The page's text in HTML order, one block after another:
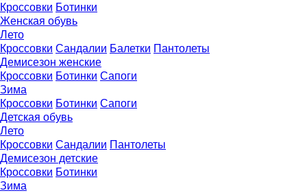
Кроссовки Ботинки
Женская обувь
Лето
Кроссовки Сандалии Балетки Пантолеты
Демисезон женские
Кроссовки Бoтинки Сапоги
Зима
Кроссовки Ботинки Сапоги
Детская обувь
Летo
Кроссовки Сандалии Пантолеты
Демисезон детские
Кроссовки Ботинки
Зима